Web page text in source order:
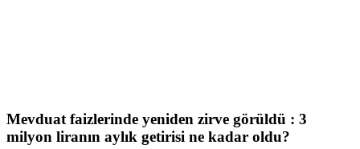
Mevduat faizlerinde yeniden zirve görüldü : 3
milyon liranın aylık getirisi ne kadar oldu?